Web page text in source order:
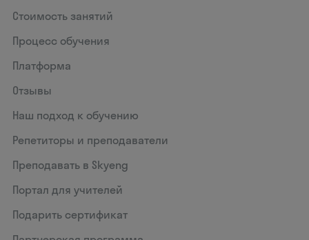
Стоимость занятий
Процесс обучения
Платформа
Отзывы
Наш подход к обучению
Репетиторы и преподаватели
Преподавать в Skyeng
Портал для учителей
Подарить сертификат